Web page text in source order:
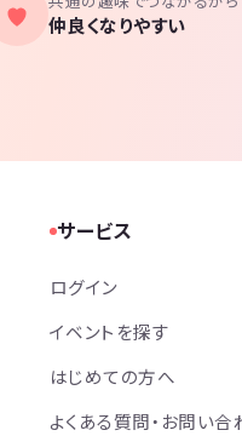
仲良くなりやすい
サービス
ログイン
イベントを探す
はじめての方へ
よくある質問・お問い合